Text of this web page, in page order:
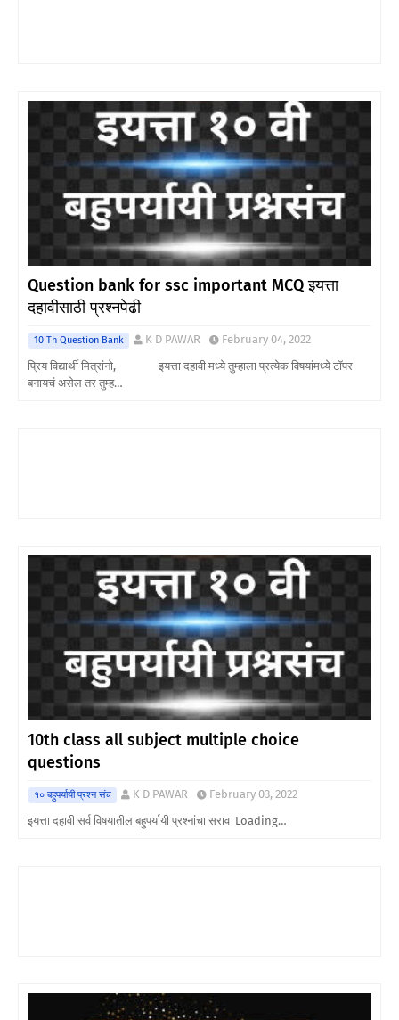
Question bank for ssc important MCQ इयत्ता
दहावीसाठी प्रश्नपेढी
10 Th Question Bank K D PAWAR
February 04, 2022
प्रिय विद्यार्थी मित्रांनो, इयत्ता दहावी मध्ये तुम्हाला प्रत्येक विषयांमध्ये टॉपर
बनायचं असेल तर तुम्ह…
10th class all subject multiple choice
questions
१० बहुपर्यायी प्रश्न संच K D PAWAR
February 03, 2022
इयत्ता दहावी सर्व विषयातील बहुपर्यायी प्रश्नांचा सराव Loading…